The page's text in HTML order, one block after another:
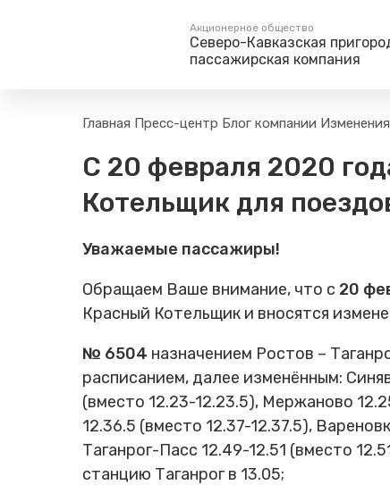
Акционерное общество
Северо-Кавказская
пассажирская компания
Пассажирам
Часто задаваемые вопросы
Тарифы и льготы
Режим работы билетных
Абонементные билеты
Мобильные приложения
Пассажирам
Моя карта попала в стоп-
Cхемы обращения
пригородных поездов
Справочник по
остановочным пунктам и
Туризм
Аудиогиды
Единый номер вызова экстренных служб
112
Главная Пресс-центр Блог компании
С 20 февраля 2020
Котельщик для
Уважаемые пассажиры!
Обращаем Ваше внимание, что с 20
Красный Котельщик и вносятся
№ 6504 назначением Ростов –
расписанием, далее изменённым:
(вместо 12.23-12.23.5), Мержаново
12.36.5 (вместо 12.37-12.37.5),
Таганрог-Пасс 12.49-12.51 (вместо
станцию Таганрог в 13.05;